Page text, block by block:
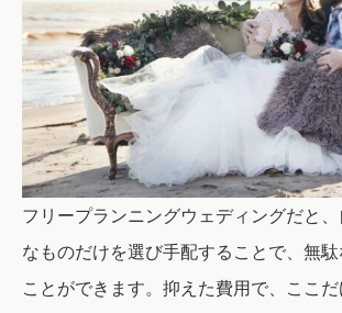
フリープランニングウェディングだと
なものだけを選び手配することで、無
ことができます。抑えた費用で、ここだ